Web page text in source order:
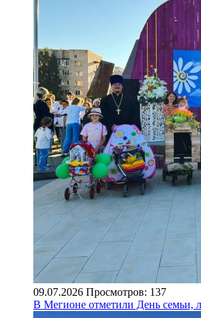
09.07.2026 Просмотров: 137
В Мегионе отметили День семьи,